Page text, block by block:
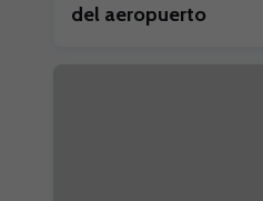
del aeropuerto